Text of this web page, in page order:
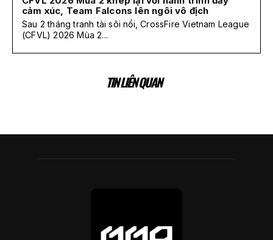
cảm xúc, Team Falcons lên ngôi vô địch
Sau 2 tháng tranh tài sôi nổi, CrossFire Vietnam League
(CFVL) 2026 Mùa 2...
TIN LIÊN QUAN